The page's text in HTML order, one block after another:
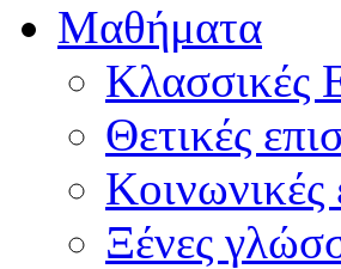
Μαθήματα
Κλασσικές
Θετικές
Κοινωνικές
Ξένες